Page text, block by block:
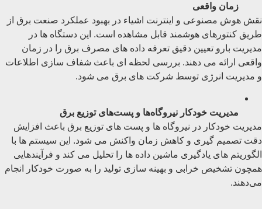
زمان واقعی
نقش هوش مصنوعی و اینترنت اشیاء در بهبود عملکرد صنعت برق از
طریق کنتورهای هوشمند قابل مشاهده است. این دستگاه ‌ها در
مدیریت بارو تعیین دقیق تعرفه داده ‌های مصرف برق را در زمان
واقعی ارائه می دهند. بررسی لحظه ای باعث شفاف سازی اطلاعات
و مدیریت انرژی توسط شرکت های برق می شود.
مدیریت خودکار نیروگاه‌ها و پست‌های توزیع برق
مدیریت خودکار در نیروگاه ‌ها و پست ‌های توزیع برق باعث افزایش
دقت تصمیم گیری و کاهش زمان واکنش می شود. این سیستم ها با
الگوریتم ‌های یادگیری ماشین داده ها را تحلیل می کند و فرآیندهایی
همچون تشخیص خرابی و بهینه ‌سازی تولید را به‌ صورت خودکار انجام
می‌دهند.